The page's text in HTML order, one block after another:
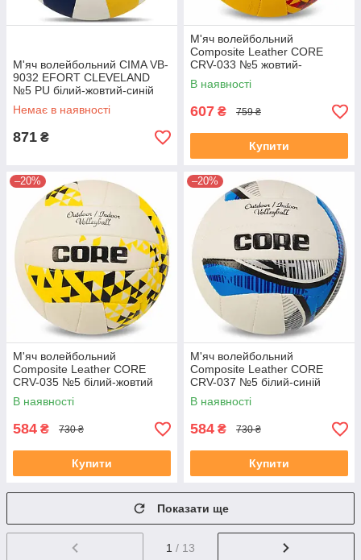
М'яч волейбольний CIMA VB-
9032 EFORT CLEVELAND
№5 PU білий-жовтий-синій
Немає в наявності
871 ₴
М'яч волейбольний
Composite Leather CORE
CRV-033 №5 жовтий-
червоний
В наявності
607 ₴ 759 ₴
Купити
–20%
М'яч волейбольний
Composite Leather CORE
CRV-035 №5 білий-жовтий
В наявності
584 ₴ 730 ₴
Купити
–20%
М'яч волейбольний
Composite Leather CORE
CRV-037 №5 білий-синій
В наявності
584 ₴ 730 ₴
Купити
Показати ще
1 / 13